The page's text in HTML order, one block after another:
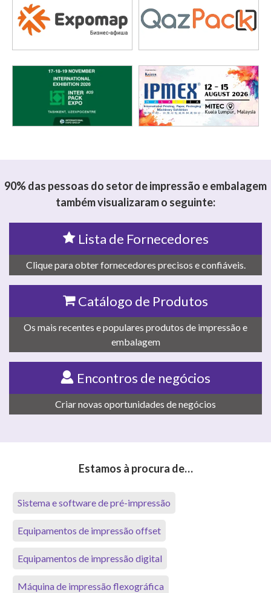
90% das pessoas do setor de impressão e embalagem
também visualizaram o seguinte:
Lista de Fornecedores
Clique para obter fornecedores precisos e confiáveis.
Catálogo de Produtos
Os mais recentes e populares produtos de impressão e
embalagem
Encontros de negócios
Criar novas oportunidades de negócios
Estamos à procura de…
Sistema e software de pré-impressão
Equipamentos de impressão offset
Equipamentos de impressão digital
Máquina de impressão flexográfica